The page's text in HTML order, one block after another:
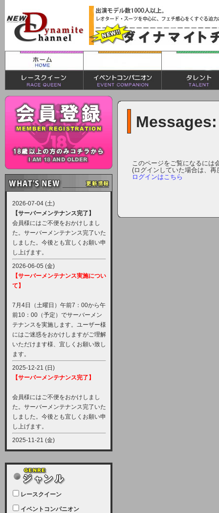
2026-07-04 (土)
【サーバーメンテナンス完了】
会員様にはご不便をおかけしまし
た。サーバーメンテナンス完了いた
しました。今後とも宜しくお願い申
し上げます。
2026-06-05 (金)
【サーバーメンテナンス実施につい
て】
7月4日（土曜日）午前7：00から午
前10：00（予定）でサーバーメン
テナンスを実施します。ユーザー様
にはご迷惑をおかけしますがご理解
いただけます様、宜しくお願い致し
ます。
2025-12-21 (日)
【サーバーメンテナンス完了】
会員様にはご不便をおかけしまし
た。サーバーメンテナンス完了いた
しました。今後とも宜しくお願い申
し上げます。
2025-11-21 (金)
【サーバーメンテナンス実施につい
12月21日（日曜日）午前9：00か
ら午前11：00（予定）でサーバー
メンテナンスを実施します。ユーザ
ー様にはご迷惑をおかけしますがご
レースクイーン
イベントコンパニオン
Messages:
このページをご覧になるには
(ログインしていた場合は、
ログインはこちら